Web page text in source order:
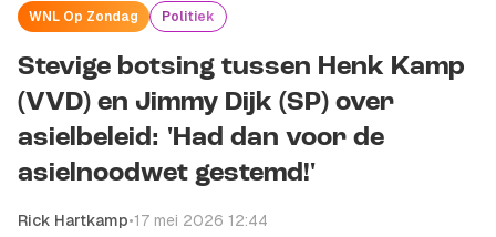
WNL Op Zondag Politiek
Stevige botsing tussen Henk Kamp
(VVD) en Jimmy Dijk (SP) over
asielbeleid: 'Had dan voor de
asielnoodwet gestemd!'
Rick Hartkamp•17 mei 2026 12:44